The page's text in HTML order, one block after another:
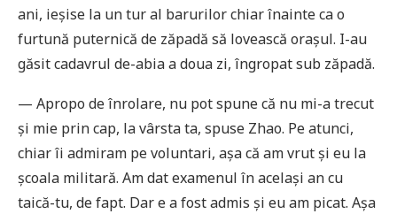
ani, ieșise la un tur al barurilor chiar înainte ca o
furtună puternică de zăpadă să lovească orașul. I-au
găsit cadavrul de-abia a doua zi, îngropat sub zăpadă.
— Apropo de înrolare, nu pot spune că nu mi-a trecut
și mie prin cap, la vârsta ta, spuse Zhao. Pe atunci,
chiar îi admiram pe voluntari, așa că am vrut și eu la
școala militară. Am dat examenul în același an cu
taică-tu, de fapt. Dar e a fost admis și eu am picat. Așa